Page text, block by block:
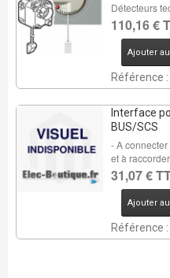
Détecteurs
110,16 €
Ajouter
Référence
Interface
BUS/SCS
- A
et à
31,07 €
Ajouter
Référence